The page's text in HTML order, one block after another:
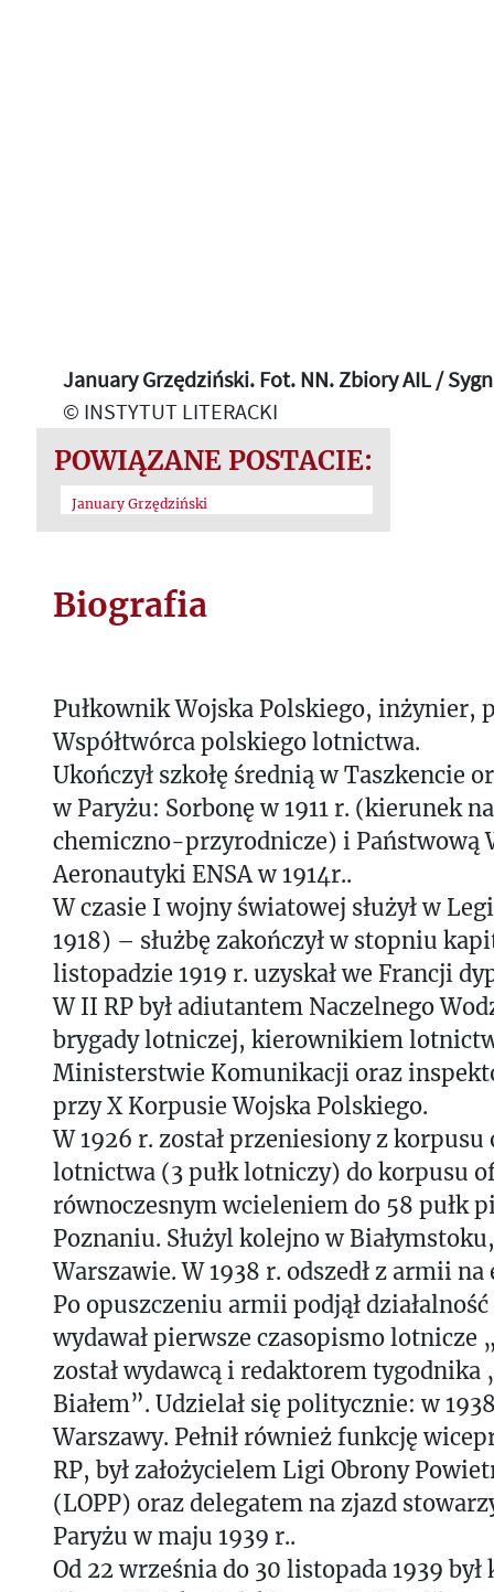
January Grzędziński. Fot. NN. Zbiory AIL /
© INSTYTUT LITERACKI
POWIĄZANE POSTACIE:
January Grzędziński
Biografia
Pułkownik Wojska Polskiego, inżynier,
Współtwórca polskiego lotnictwa.
Ukończył szkołę średnią w Taszkencie
w Paryżu: Sorbonę w 1911 r. (kierunek
chemiczno-przyrodnicze) i Państwową
Aeronautyki ENSA w 1914r..
W czasie I wojny światowej służył w
1918) – służbę zakończył w stopniu
listopadzie 1919 r. uzyskał we Francji
W II RP był adiutantem Naczelnego
brygady lotniczej, kierownikiem
Ministerstwie Komunikacji oraz
przy X Korpusie Wojska Polskiego.
W 1926 r. został przeniesiony z
lotnictwa (3 pułk lotniczy) do korpusu
równoczesnym wcieleniem do 58 pułk
Poznaniu. Służyl kolejno w
Warszawie. W 1938 r. odszedł z armii
Po opuszczeniu armii podjął
wydawał pierwsze czasopismo lotnicze
został wydawcą i redaktorem tygodnika
Białem”. Udzielał się politycznie: w
Warszawy. Pełnił również funkcję
RP, był założycielem Ligi Obrony
(LOPP) oraz delegatem na zjazd
Paryżu w maju 1939 r..
Od 22 września do 30 listopada 1939